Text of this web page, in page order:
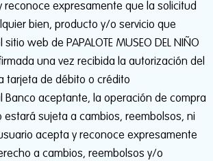
reconoce expresamente que la solicitud
bien, producto y/o servicio que
web de PAPALOTE MUSEO DEL NIÑO
una vez recibida la autorización del
tarjeta de débito o crédito
Banco aceptante, la operación de compra
estará sujeta a cambios, reembolsos, ni
acepta y reconoce expresamente
a cambios, reembolsos y/o